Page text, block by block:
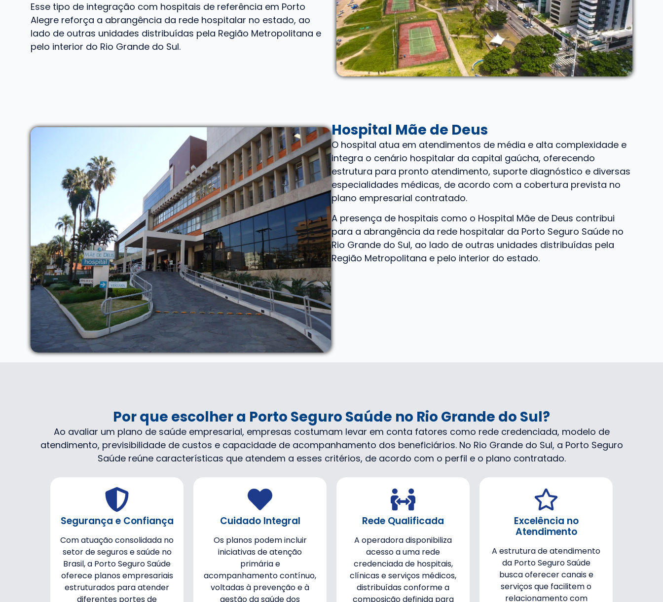
Esse tipo de integração com hospitais de referência em Porto
Alegre reforça a abrangência da rede hospitalar no estado, ao
lado de outras unidades distribuídas pela Região Metropolitana e
pelo interior do Rio Grande do Sul.
Hospital Mãe de Deus
O hospital atua em atendimentos de média e alta complexidade e
integra o cenário hospitalar da capital gaúcha, oferecendo
estrutura para pronto atendimento, suporte diagnóstico e diversas
especialidades médicas, de acordo com a cobertura prevista no
plano empresarial contratado.
A presença de hospitais como o Hospital Mãe de Deus contribui
para a abrangência da rede hospitalar da Porto Seguro Saúde no
Rio Grande do Sul, ao lado de outras unidades distribuídas pela
Região Metropolitana e pelo interior do estado.
Por que escolher a Porto Seguro Saúde no Rio Grande do Sul?
Ao avaliar um plano de saúde empresarial, empresas costumam levar em conta fatores como rede credenciada, modelo de
atendimento, previsibilidade de custos e capacidade de acompanhamento dos beneficiários. No Rio Grande do Sul, a Porto Seguro
Saúde reúne características que atendem a esses critérios, de acordo com o perfil e o plano contratado.
Segurança e Confiança
Com atuação consolidada no
setor de seguros e saúde no
Brasil, a Porto Seguro Saúde
oferece planos empresariais
estruturados para atender
diferentes portes de
Cuidado Integral
Os planos podem incluir
iniciativas de atenção
primária e
acompanhamento contínuo,
voltadas à prevenção e à
gestão da saúde dos
Rede Qualificada
A operadora disponibiliza
acesso a uma rede
credenciada de hospitais,
clínicas e serviços médicos,
distribuídas conforme a
composição definida para
Excelência no
Atendimento
A estrutura de atendimento
da Porto Seguro Saúde
busca oferecer canais e
serviços que facilitem o
relacionamento com